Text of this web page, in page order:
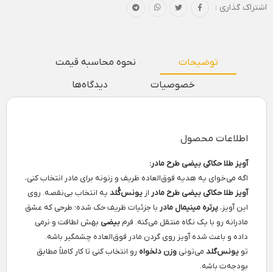
اشتراک گذاری :
توضیحات
نحوه محاسبه قیمت
خصوصیات
دیدگاه‌ها
اطلاعات محصول
آویز طلا حکاکی بیضی طرح مادر:
اگه می‌خوای یه هدیه فوق‌العاده ظریف و زنونه برای مادر انتخاب کنی،
آویز طلا حکاکی بیضی طرح مادر از یونس‌گُلد یه انتخاب بی‌نقصه. روی
این آویز، پرتره مینیمال مادر با جزئیات ظریف حک شده؛ طرحی که عشق
مادرانه رو با یک نگاه منتقل می‌کنه. فرم بیضی بهش لطافت و نرمی
داده و باعث شده آویز روی گردن مادر فوق‌العاده چشمگیر باشه.
تو یونس‌گلد می‌تونی وزن دلخواه رو انتخاب کنی تا کار کاملاً مطابق
بودجه‌ت باشه.